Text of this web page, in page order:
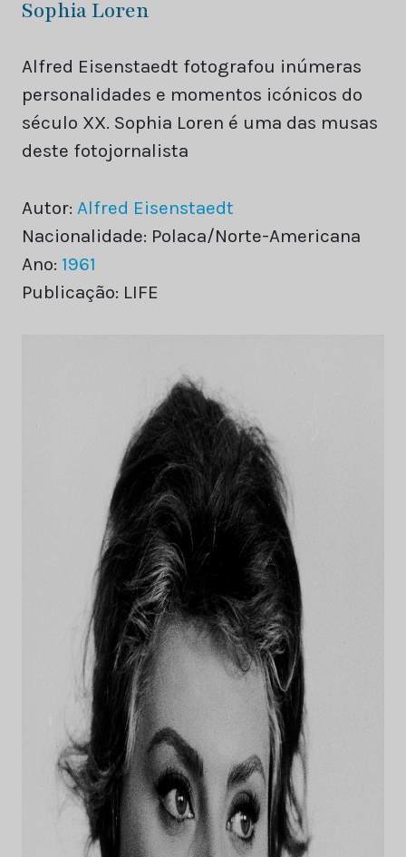
Sophia Loren
Alfred Eisenstaedt fotografou inúmeras
personalidades e momentos icónicos do
século XX. Sophia Loren é uma das musas
deste fotojornalista
Autor: Alfred Eisenstaedt
Nacionalidade: Polaca/Norte-Americana
Ano: 1961
Publicação: LIFE